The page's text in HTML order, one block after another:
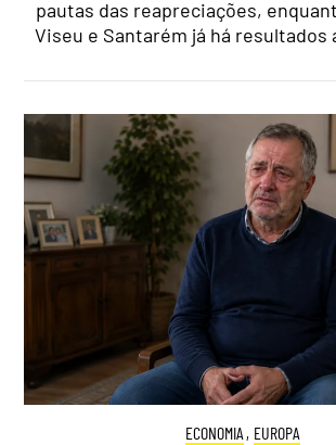
pautas das reapreciações,
Viseu e Santarém já há resultados
ECONOMIA , EUROPA